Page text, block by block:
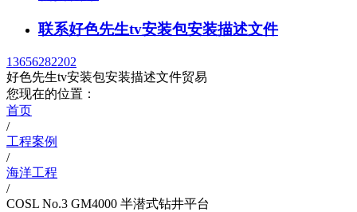
联系好色先生tv安装包安装描述文件
13656282202
好色先生tv安装包安装描述文件贸易
您现在的位置：
首页
/
工程案例
/
海洋工程
/
COSL No.3 GM4000 半潜式钻井平台